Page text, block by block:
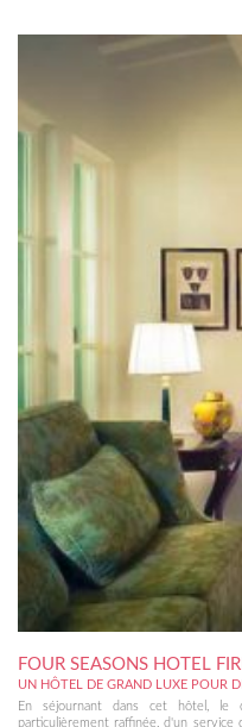
FOUR SEASONS HOTEL
UN HÔTEL DE GRAND LUXE POUR
En séjournant dans cet hôtel, le
particulièrement raffinée, d'un